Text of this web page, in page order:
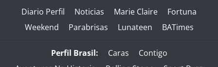
Diario Perfil Noticias Marie Claire
Fortuna
Weekend
Parabrisas Lunateen BATimes
Perfil Brasil: Caras
Contigo